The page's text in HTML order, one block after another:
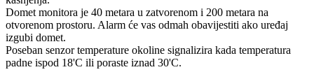
Domet monitora je 40 metara u zatvorenom i 200 metara na
otvorenom prostoru. Alarm će vas odmah obavijestiti ako uređaj
izgubi domet.
Poseban senzor temperature okoline signalizira kada temperatura
padne ispod 18'C ili poraste iznad 30'C.